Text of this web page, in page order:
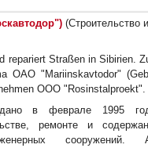
(Строительство и
repariert Straßen in Sibirien.
OAO "Mariinskavtodor"
OOO "Rosinstalproekt".
в феврале 1995
ремонте и
сооружений.